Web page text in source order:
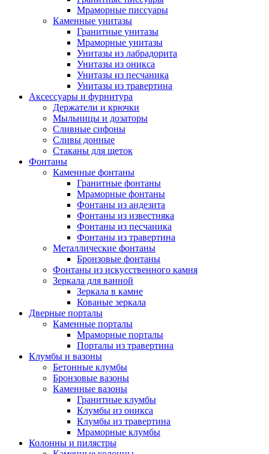
Мраморные писсуары
Каменные унитазы
Гранитные унитазы
Мраморные унитазы
Унитазы из лабрадорита
Унитазы из оникса
Унитазы из песчаника
Унитазы из травертина
Аксессуары и фурнитура
Держатели и крючки
Мыльницы и дозаторы
Сливные сифоны
Сливы донные
Стаканы для щеток
Фонтаны
Каменные фонтаны
Гранитные фонтаны
Мраморные фонтаны
Фонтаны из андезита
Фонтаны из известняка
Фонтаны из песчаника
Фонтаны из травертина
Металлические фонтаны
Бронзовые фонтаны
Фонтаны из искусственного камня
Зеркала для ванной
Зеркала в камне
Кованые зеркала
Дверные порталы
Каменные порталы
Мраморные порталы
Порталы из травертина
Клумбы и вазоны
Бетонные клумбы
Бронзовые вазоны
Каменные вазоны
Гранитные клумбы
Клумбы из оникса
Клумбы из травертина
Мраморные клумбы
Колонны и пилястры